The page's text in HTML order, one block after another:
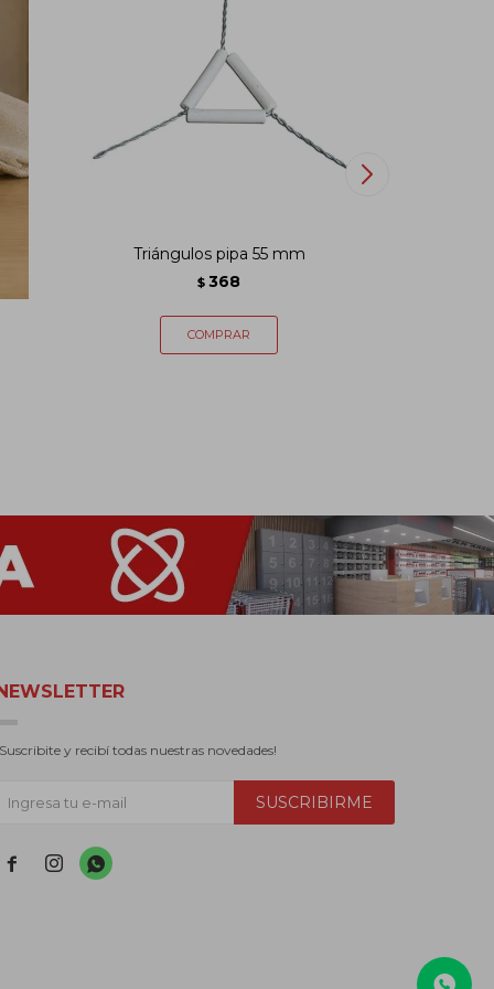
Triángulos pipa 55 mm
$ 368
y recibí todas nuestras novedades!
SUSCRIBIRME
  